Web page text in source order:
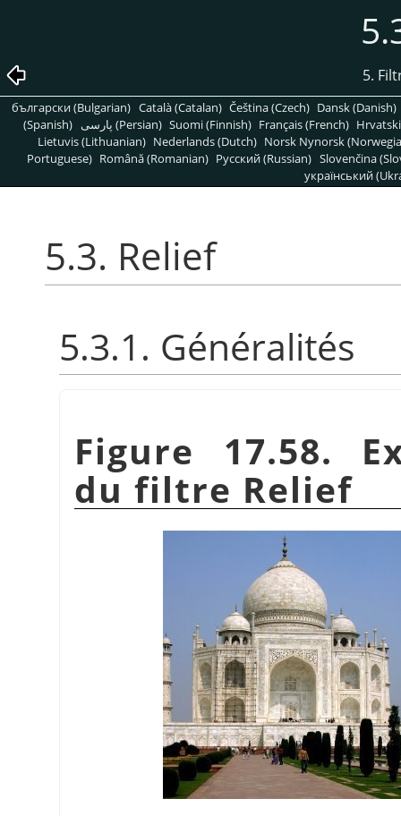
5.
български (Bulgarian) Català (Catalan) Čeština (Czech) Dansk (Danish)
(Spanish)
پارسی (Persian) Suomi (Finnish) Français (French)
Lietuvis (Lithuanian) Nederlands (Dutch) Norsk Nynorsk
Portuguese) Română (Romanian) Pусский (Russian) Slovenčina
український
5.3. Relief
5.3.1. Généralités
Figure 17.58.
du filtre Relief